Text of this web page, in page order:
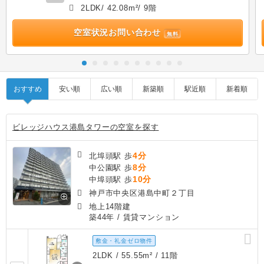
2LDK/ 42.08m²/ 9階
空室状況お問い合わせ 無料
おすすめ 安い順 広い順 新築順 駅近順 新着順
ビレッジハウス港島タワーの空室を探す
北埠頭駅 歩4分
中公園駅 歩8分
中埠頭駅 歩10分
神戸市中央区港島中町２丁目
地上14階建
築44年 / 賃貸マンション
敷金・礼金ゼロ物件
2LDK / 55.55m² / 11階